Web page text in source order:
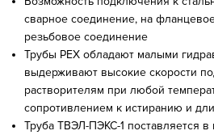
сварное соединение, на
резьбовое соединение
Трубы PEX обладают малыми
выдерживают высокие скорости
растворителям при любой
сопротивлением к истиранию и
Труба ТВЭЛ-ПЭКС-1 поставляется в